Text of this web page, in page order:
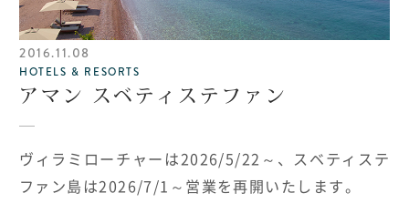
2016.11.08
HOTELS & RESORTS
アマン スベティステファン
ヴィラミローチャーは2026/5/22～、スベティステ
ファン島は2026/7/1～営業を再開いたします。